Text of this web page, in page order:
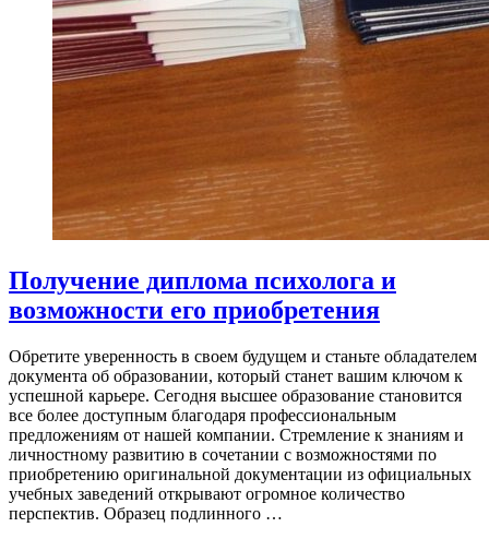
Получение диплома психолога и
возможности его приобретения
Обретите уверенность в своем будущем и станьте обладателем
документа об образовании, который станет вашим ключом к
успешной карьере. Сегодня высшее образование становится
все более доступным благодаря профессиональным
предложениям от нашей компании. Стремление к знаниям и
личностному развитию в сочетании с возможностями по
приобретению оригинальной документации из официальных
учебных заведений открывают огромное количество
перспектив. Образец подлинного …